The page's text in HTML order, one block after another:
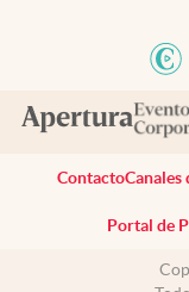
ContactoCanales
Portal de